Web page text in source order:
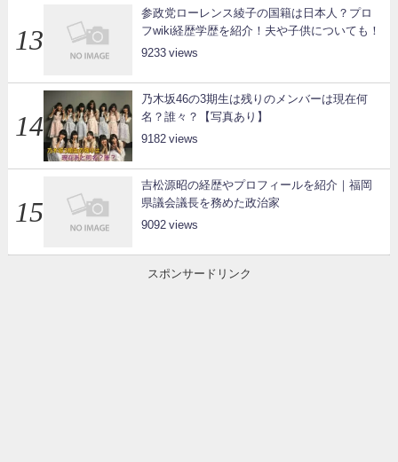
参政党ローレンス綾子の国籍は日本人？プロ
フwiki経歴学歴を紹介！夫や子供についても！
9233
乃木坂46の3期生は残りのメンバーは現在何
名？誰々？【写真あり】
9182
吉松源昭の経歴やプロフィールを紹介｜福岡
県議会議長を務めた政治家
9092
スポンサードリンク